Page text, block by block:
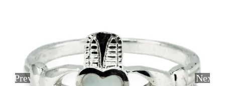
Previous Next